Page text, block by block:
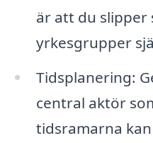
är att du slipper
yrkesgrupper
Tidsplanering:
central aktör
tidsramarna